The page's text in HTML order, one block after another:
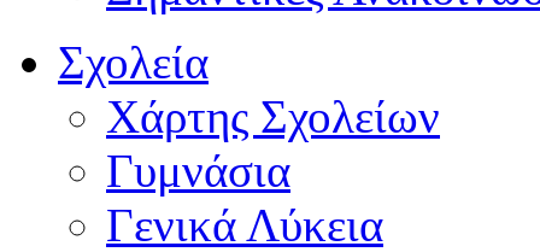
Σχολεία
Χάρτης Σχολείων
Γυμνάσια
Γενικά Λύκεια